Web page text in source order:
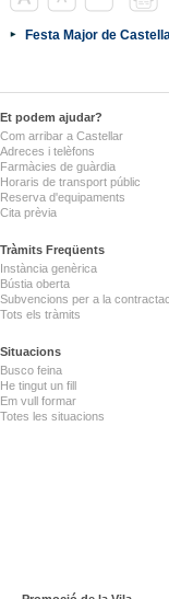
Festa Major de
Et podem ajudar?
Com arribar a Castellar
Adreces i telèfons
Farmàcies de guàrdia
Horaris de transport públic
Reserva d'equipaments
Cita prèvia
Tràmits Freqüents
Instància genèrica
Bústia oberta
Subvencions per a la
Tots els tràmits
Situacions
Busco feina
He tingut un fill
Em vull formar
Totes les situacions